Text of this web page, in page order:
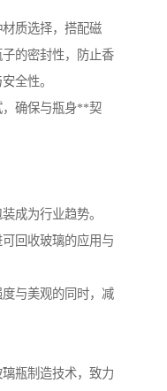
质选择，搭配磁
的密封性，防止香
全性。
，确保与瓶身**契
成为行业趋势。
回收玻璃的应用与
与美观的同时，减
瓶制造技术，致力